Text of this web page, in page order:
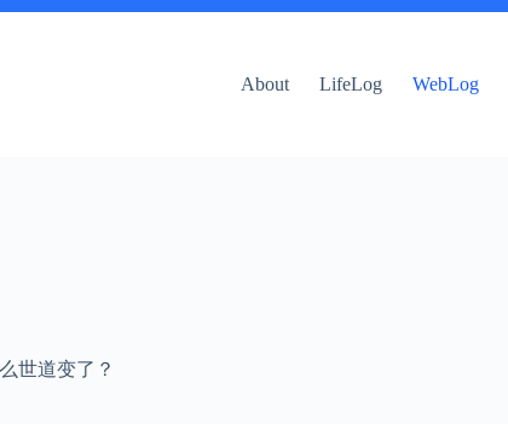
About LifeLog WebLog
世道变了？